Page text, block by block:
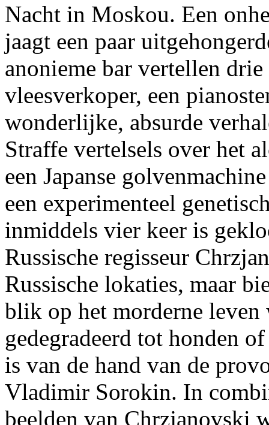
Nacht in Moskou. Een
jaagt een paar
anonieme bar vertellen
vleesverkoper, een
wonderlijke, absurde
Straffe vertelsels over het
een Japanse
een experimenteel
inmiddels vier keer is
Russische regisseur
Russische lokaties, maar
blik op het morderne leven
gedegradeerd tot honden
is van de hand van de
Vladimir Sorokin. In
beelden van Chrzjanovski